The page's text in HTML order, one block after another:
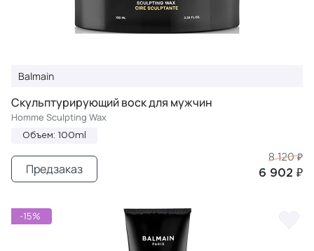
Balmain
Cкульптурирующий воск для мужчин
Homme Sculpting Wax
Объем: 100ml
8 120 ₽
6 902 ₽
Предзаказ
-15%